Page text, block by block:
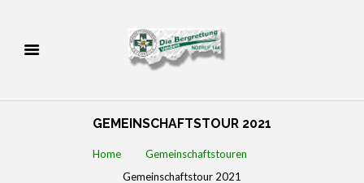
GEMEINSCHAFTSTOUR 2021
Home
Gemeinschaftstouren
Gemeinschaftstour 2021